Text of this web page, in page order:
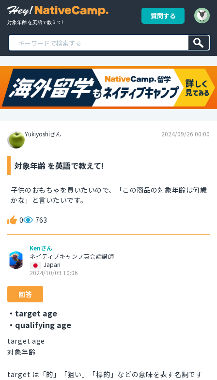
対象年齢 を英語で教えて!
質問する
Yukiyoshiさん 2024/09/26 00:00
対象年齢 を英語で教えて!
子供のおもちゃを買いたいので、「この商品の対象年齢は何歳
かな」と言いたいです。
0 763
Kenさん
ネイティブキャンプ英会話講師
Japan
2024/10/09 10:06
回答
・target age
・qualifying age
target age
対象年齢
target は「的」「狙い」「標的」などの意味を表す名詞です